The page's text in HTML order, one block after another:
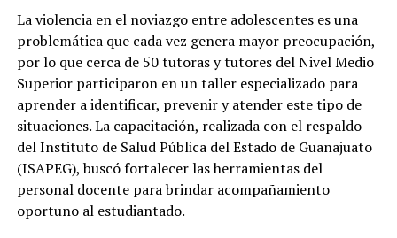
La violencia en el noviazgo entre adolescentes es una
problemática que cada vez genera mayor preocupación,
por lo que cerca de 50 tutoras y tutores del Nivel Medio
Superior participaron en un taller especializado para
aprender a identificar, prevenir y atender este tipo de
situaciones. La capacitación, realizada con el respaldo
del Instituto de Salud Pública del Estado de Guanajuato
(ISAPEG), buscó fortalecer las herramientas del
personal docente para brindar acompañamiento
oportuno al estudiantado.